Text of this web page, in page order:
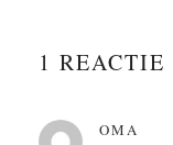
1 REACTIE
OMA